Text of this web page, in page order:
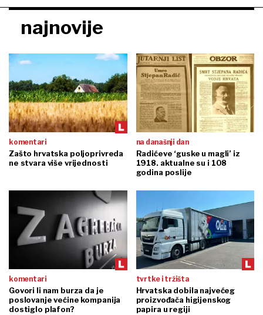
najnovije
komentari
Zašto hrvatska poljoprivreda
ne stvara više vrijednosti
na današnji dan
Radićeve ‘guske u magli’ iz
1918. aktualne su i 108
godina poslije
komentari
Govori li nam burza da je
poslovanje većine kompanija
dostiglo plafon?
tvrtke i tržišta
Hrvatska dobila najvećeg
proizvođača higijenskog
papira u regiji